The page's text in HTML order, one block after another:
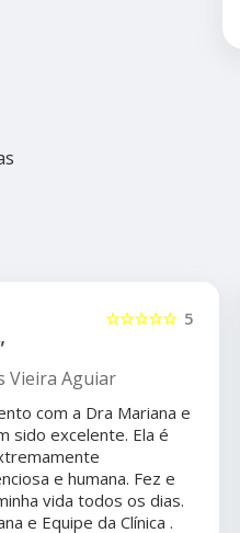
5
☆☆☆☆☆
Vieira Aguiar
com a Dra Mariana e
sido excelente. Ela é
e humana. Fez e
vida todos os dias.
e Equipe da Clínica .